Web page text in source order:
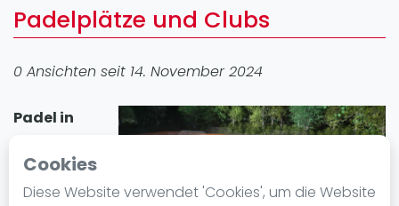
Cookies
Diese Website verwendet 'Cookies', um die Website
Ranking
Frauen
FIP Männer
Blog
Padelplätze und Clubs
0 Ansichten seit 14. November 2024
Padel in
erfreut sich
großer